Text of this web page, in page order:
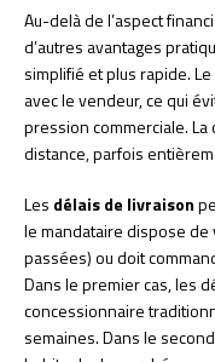
Au-delà de l’aspect
d’autres avantages
simplifié et plus rapide.
avec le vendeur, ce qui
pression commerciale.
distance, parfois
Les délais de livraison
le mandataire dispose
passées) ou doit
Dans le premier cas, les
concessionnaire
semaines. Dans le